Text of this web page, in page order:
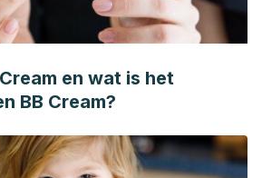
en wat is het
BB Cream?